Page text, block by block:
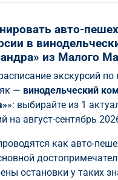
авто-
в
из Малого
экскурсий
— винодельческий
»: выбирайте из 1
на август-сентябрь
как авто-
остановки у таких